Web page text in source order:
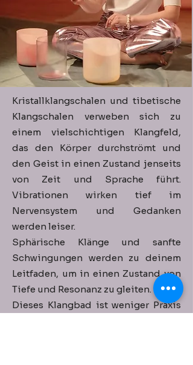
Kristallklangschalen und tibetische
Klangschalen verweben sich zu
einem vielschichtigen Klangfeld,
das den Körper durchströmt und
den Geist in einen Zustand jenseits
von Zeit und Sprache führt.
Vibrationen wirken tief im
Nervensystem und Gedanken
werden leiser.
Sphärische Klänge und sanfte
Schwingungen werden zu deinem
Leitfaden, um in einen Zustand von
Tiefe und Resonanz zu gleiten.
Dieses Klangbad ist weniger Praxis